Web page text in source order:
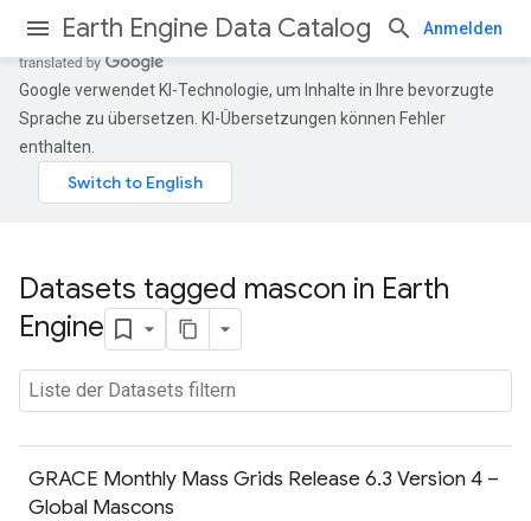
Earth Engine Data Catalog Anmelden
Google verwendet KI-Technologie, um Inhalte in Ihre bevorzugte
Sprache zu übersetzen. KI-Übersetzungen können Fehler
enthalten.
Datasets tagged mascon in Earth
Engine
GRACE Monthly Mass Grids Release 6.3 Version 4 –
Global Mascons